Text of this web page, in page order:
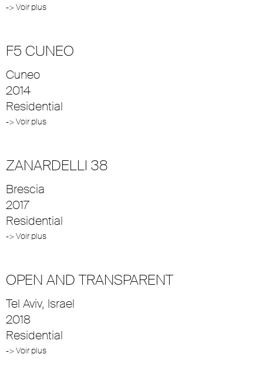
-> Voir plus
F5 CUNEO
Cuneo
2014
Residential
-> Voir plus
ZANARDELLI 38
Brescia
2017
Residential
-> Voir plus
OPEN AND TRANSPARENT
Tel Aviv, Israel
2018
Residential
-> Voir plus